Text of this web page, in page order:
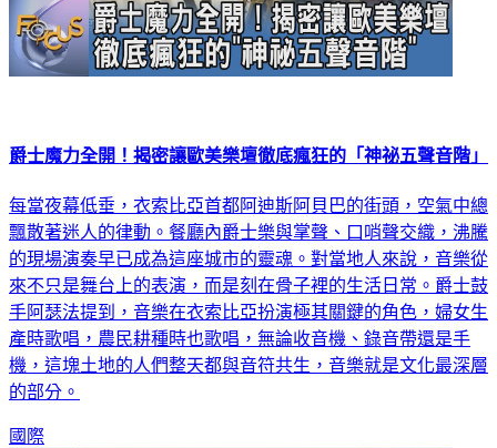
爵士魔力全開！揭密讓歐美樂壇徹底瘋狂的「神祕五聲音階」
每當夜幕低垂，衣索比亞首都阿迪斯阿貝巴的街頭，空氣中總
飄散著迷人的律動。餐廳內爵士樂與掌聲、口哨聲交織，沸騰
的現場演奏早已成為這座城市的靈魂。對當地人來說，音樂從
來不只是舞台上的表演，而是刻在骨子裡的生活日常。爵士鼓
手阿瑟法提到，音樂在衣索比亞扮演極其關鍵的角色，婦女生
產時歌唱，農民耕種時也歌唱，無論收音機、錄音帶還是手
機，這塊土地的人們整天都與音符共生，音樂就是文化最深層
的部分。
國際